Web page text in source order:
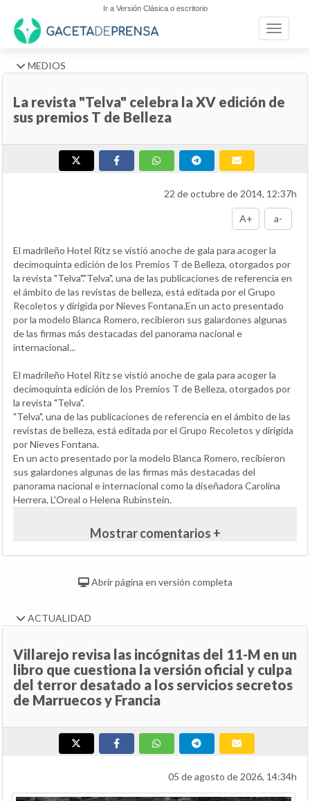
Ir a Versión Clásica o escritorio
Toggle
MEDIOS
La revista "Telva" celebra la XV edición de
sus premios T de Belleza
22 de octubre de 2014, 12:37h
A+ a-
El madrileño Hotel Ritz se vistió anoche de gala para acoger la
decimoquinta edición de los Premios T de Belleza, otorgados por
la revista "Telva"."Telva", una de las publicaciones de referencia en
el ámbito de las revistas de belleza, está editada por el Grupo
Recoletos y dirigida por Nieves Fontana.En un acto presentado
por la modelo Blanca Romero, recibieron sus galardones algunas
de las firmas más destacadas del panorama nacional e
internacional...
El madrileño Hotel Ritz se vistió anoche de gala para acoger la
decimoquinta edición de los Premios T de Belleza, otorgados por
la revista "Telva".
"Telva", una de las publicaciones de referencia en el ámbito de las
revistas de belleza, está editada por el Grupo Recoletos y dirigida
por Nieves Fontana.
En un acto presentado por la modelo Blanca Romero, recibieron
sus galardones algunas de las firmas más destacadas del
panorama nacional e internacional como la diseñadora Carolina
Herrera, L'Oreal o Helena Rubinstein.
Mostrar comentarios +
Abrir página en versión completa
ACTUALIDAD
Villarejo revisa las incógnitas del 11-M en un
libro que cuestiona la versión oficial y culpa
del terror desatado a los servicios secretos
de Marruecos y Francia
05 de agosto de 2026, 14:34h